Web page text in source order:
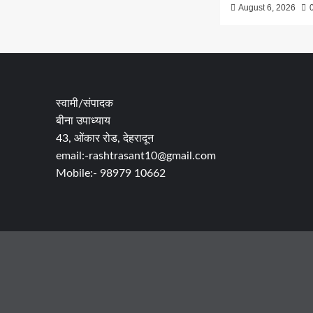
August 6, 2026
स्वामी/संपादक
बीना उपाध्याय
43, ओंकार रोड, देहरादून
email:-rashtrasant10@gmail.com
Mobile:- 98979 10662